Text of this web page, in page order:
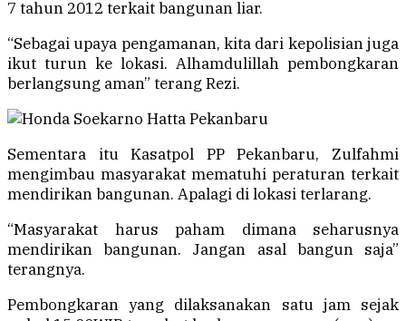
7 tahun 2012 terkait bangunan liar.
“Sebagai upaya pengamanan, kita dari kepolisian juga
ikut turun ke lokasi. Alhamdulillah pembongkaran
berlangsung aman” terang Rezi.
Sementara itu Kasatpol PP Pekanbaru, Zulfahmi
mengimbau masyarakat mematuhi peraturan terkait
mendirikan bangunan. Apalagi di lokasi terlarang.
“Masyarakat harus paham dimana seharusnya
mendirikan bangunan. Jangan asal bangun saja”
terangnya.
Pembongkaran yang dilaksanakan satu jam sejak